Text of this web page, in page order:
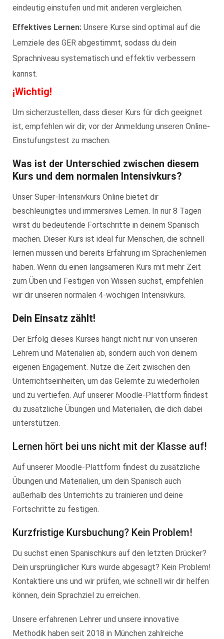
eindeutig einstufen und mit anderen vergleichen.
Effektives Lernen: Unsere Kurse sind optimal auf die
Lernziele des GER abgestimmt, sodass du dein
Sprachniveau systematisch und effektiv verbessern
kannst.
¡Wichtig!
Um sicherzustellen, dass dieser Kurs für dich geeignet
ist, empfehlen wir dir, vor der Anmeldung unseren Online-
Einstufungstest zu machen.
Was ist der Unterschied zwischen diesem
Kurs und dem normalen Intensivkurs?
Unser Super-Intensivkurs Online bietet dir
beschleunigtes und immersives Lernen. In nur 8 Tagen
wirst du bedeutende Fortschritte in deinem Spanisch
machen. Dieser Kurs ist ideal für Menschen, die schnell
lernen müssen und bereits Erfahrung im Sprachenlernen
haben. Wenn du einen langsameren Kurs mit mehr Zeit
zum Üben und Festigen von Wissen suchst, empfehlen
wir dir unseren normalen 4-wöchigen Intensivkurs.
Dein Einsatz zählt!
Der Erfolg dieses Kurses hängt nicht nur von unseren
Lehrern und Materialien ab, sondern auch von deinem
eigenen Engagement. Nutze die Zeit zwischen den
Unterrichtseinheiten, um das Gelernte zu wiederholen
und zu vertiefen. Auf unserer Moodle-Plattform findest
du zusätzliche Übungen und Materialien, die dich dabei
unterstützen.
Lernen hört bei uns nicht mit der Klasse auf!
Auf unserer Moodle-Plattform findest du zusätzliche
Übungen und Materialien, um dein Spanisch auch
außerhalb des Unterrichts zu trainieren und deine
Fortschritte zu festigen.
Kurzfristige Kursbuchung? Kein Problem!
Du suchst einen Spanischkurs auf den letzten Drücker?
Dein ursprünglicher Kurs wurde abgesagt? Kein Problem!
Kontaktiere uns und wir prüfen, wie schnell wir dir helfen
können, dein Sprachziel zu erreichen.
Unsere erfahrenen Lehrer und unsere innovative
Methodik haben seit 2018 in München zahlreiche